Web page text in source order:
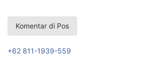
+62 811-1939-559